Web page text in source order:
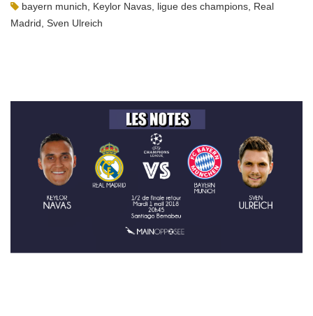
bayern munich Keylor Navas ligue des champions Real
Madrid Sven Ulreich